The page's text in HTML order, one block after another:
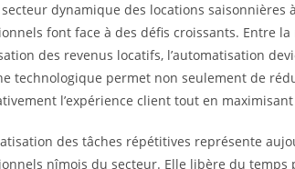
dynamique des locations saisonnières
font face à des défis croissants. Entre
des revenus locatifs, l’automatisation
technologique permet non seulement de
l’expérience client tout en
des tâches répétitives représente
nîmois du secteur. Elle libère du